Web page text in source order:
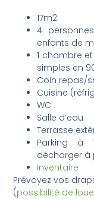
17m2
4
enfants de
1 chambre
simples en
Coin repas/
Cuisine
WC
Salle d’eau
Terrasse
Parking à
décharger à
Inventaire
Prévoyez vos
(possibilité de